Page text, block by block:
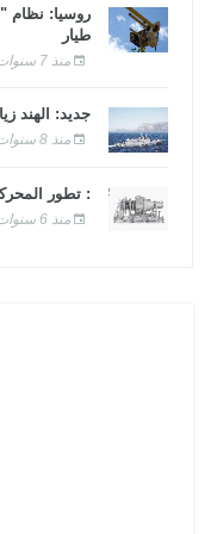
روسيا: نظام
طيار
منذ 7 سنوات
جديد: الهند
منذ 8 سنوات
: تطور
منذ 6 سنوات